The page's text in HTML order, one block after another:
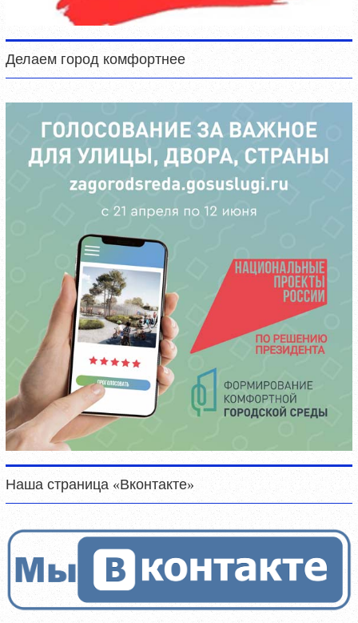
Делаем город комфортнее
Наша страница «Вконтакте»